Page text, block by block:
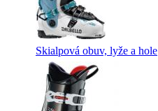
Skialpová obuv, lyže a hole